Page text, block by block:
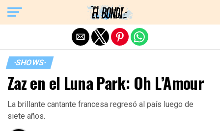
·SHOWS·
Zaz en el Luna Park: Oh L’Amour
La brillante cantante francesa regresó al país luego de
siete años.
Exit mobile version